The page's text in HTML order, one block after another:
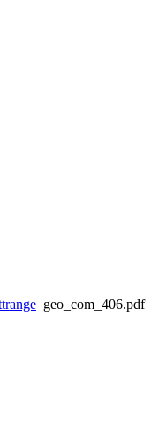
geo_com_406.pdf